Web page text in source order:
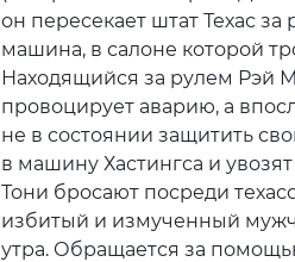
он пересекает штат Техас
машина, в салоне которой
Находящийся за рулем Рэй
провоцирует аварию, а
не в состоянии защитить
в машину Хастингса и
Тони бросают посреди
избитый и измученный
утра. Обращается за